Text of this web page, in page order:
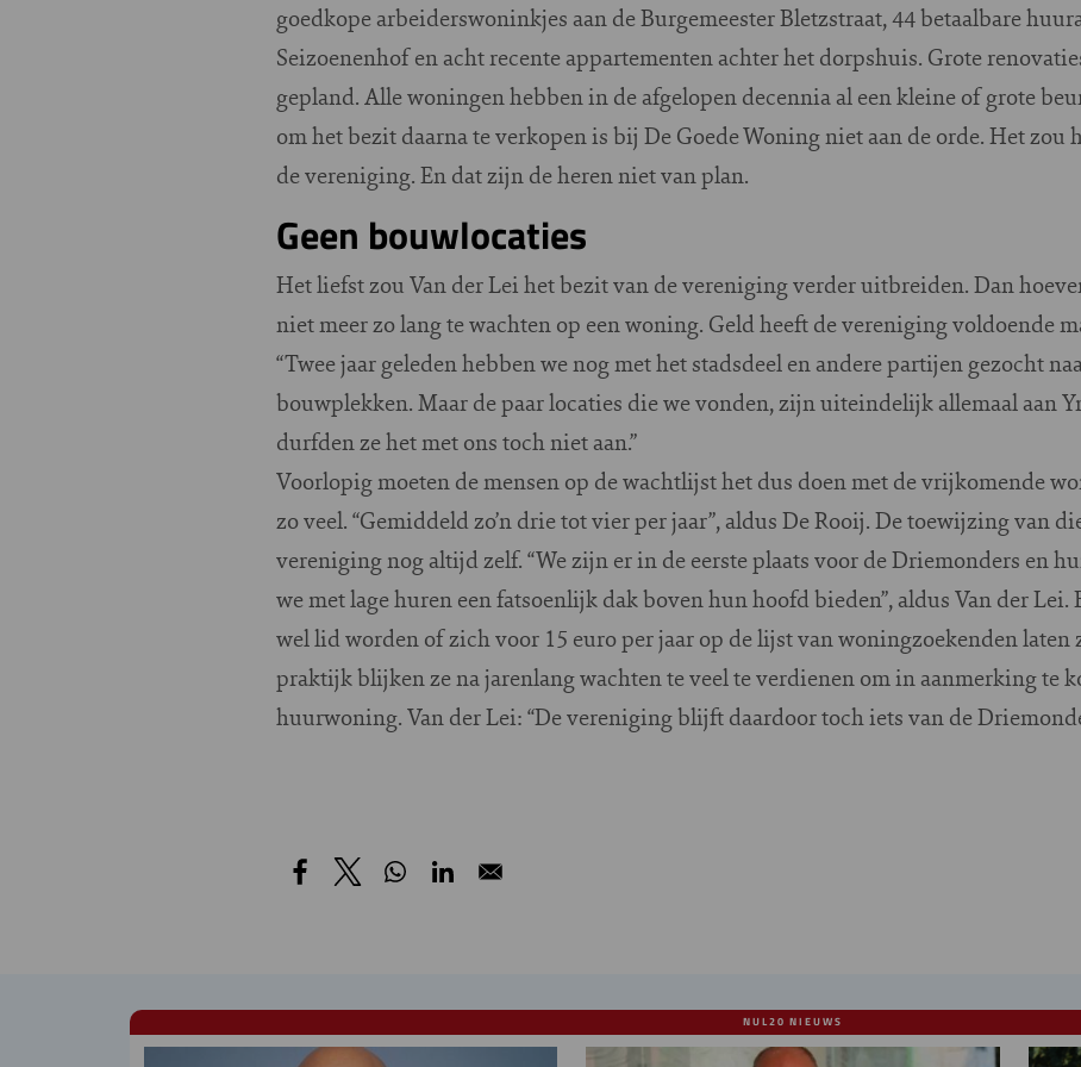
goedkope arbeiderswoninkjes aan de Burgemeester Bletzstraat, 44 betaalbare
Seizoenenhof en acht recente appartementen achter het dorpshuis. Grote
gepland. Alle woningen hebben in de afgelopen decennia al een kleine of grote
om het bezit daarna te verkopen is bij De Goede Woning niet aan de orde. Het zou
de vereniging. En dat zijn de heren niet van plan.
Geen bouwlocaties
Het liefst zou Van der Lei het bezit van de vereniging verder uitbreiden. Dan
niet meer zo lang te wachten op een woning. Geld heeft de vereniging voldoende
“Twee jaar geleden hebben we nog met het stadsdeel en andere partijen gezocht
bouwplekken. Maar de paar locaties die we vonden, zijn uiteindelijk allemaal aan
durfden ze het met ons toch niet aan.”
Voorlopig moeten de mensen op de wachtlijst het dus doen met de vrijkomende
zo veel. “Gemiddeld zo’n drie tot vier per jaar”, aldus De Rooij. De toewijzing van
vereniging nog altijd zelf. “We zijn er in de eerste plaats voor de Driemonders en
we met lage huren een fatsoenlijk dak boven hun hoofd bieden”, aldus Van der
wel lid worden of zich voor 15 euro per jaar op de lijst van woningzoekenden laten
praktijk blijken ze na jarenlang wachten te veel te verdienen om in aanmerking te
huurwoning. Van der Lei: “De vereniging blijft daardoor toch iets van de
NUL20 NIEUWS